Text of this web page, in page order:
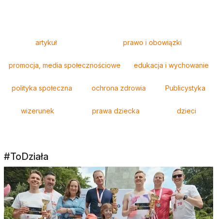
artykuł prawo i obowiązki
promocja, media społecznościowe edukacja i wychowanie
polityka społeczna ochrona zdrowia Publicystyka
wizerunek prawa dziecka dzieci
#ToDziała